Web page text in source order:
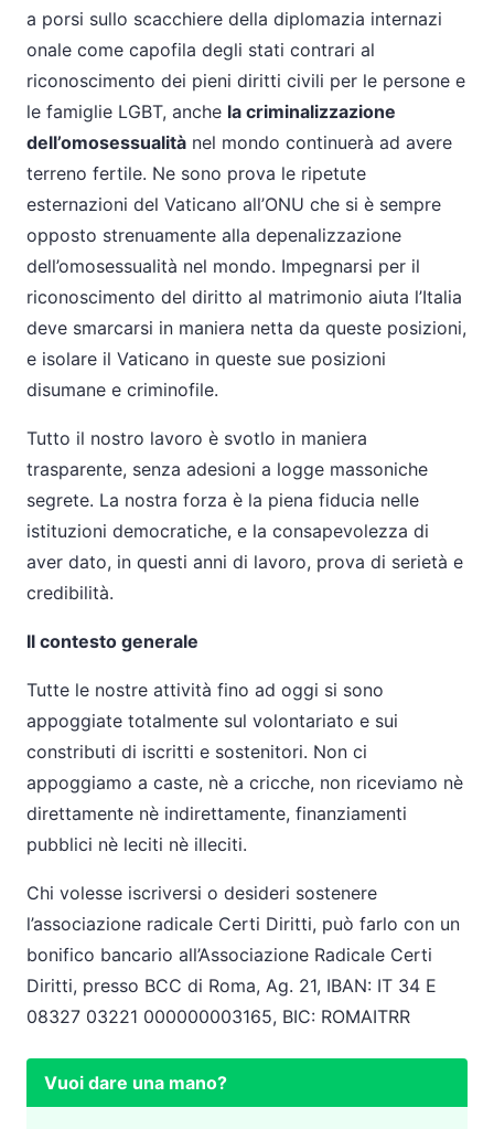
a porsi sullo scacchiere della diplomazia internazi
onale come capofila degli stati contrari al
riconoscimento dei pieni diritti civili per le persone e
le famiglie LGBT, anche la criminalizzazione
dell’omosessualità nel mondo continuerà ad avere
terreno fertile. Ne sono prova le ripetute
esternazioni del Vaticano all’ONU che si è sempre
opposto strenuamente alla depenalizzazione
dell’omosessualità nel mondo. Impegnarsi per il
riconoscimento del diritto al matrimonio aiuta l’Italia
deve smarcarsi in maniera netta da queste posizioni,
e isolare il Vaticano in queste sue posizioni
disumane e criminofile.
Tutto il nostro lavoro è svotlo in maniera
trasparente, senza adesioni a logge massoniche
segrete. La nostra forza è la piena fiducia nelle
istituzioni democratiche, e la consapevolezza di
aver dato, in questi anni di lavoro, prova di serietà e
credibilità.
Il contesto generale
Tutte le nostre attività fino ad oggi si sono
appoggiate totalmente sul volontariato e sui
constributi di iscritti e sostenitori. Non ci
appoggiamo a caste, nè a cricche, non riceviamo nè
direttamente nè indirettamente, finanziamenti
pubblici nè leciti nè illeciti.
Chi volesse iscriversi o desideri sostenere
l’associazione radicale Certi Diritti, può farlo con un
bonifico bancario all’Associazione Radicale Certi
Diritti, presso BCC di Roma, Ag. 21, IBAN: IT 34 E
08327 03221 000000003165, BIC: ROMAITRR
Vuoi dare una mano?